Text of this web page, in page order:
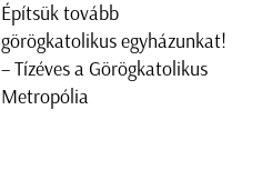
Építsük tovább
görögkatolikus egyházunkat!
– Tízéves a Görögkatolikus
Metropólia